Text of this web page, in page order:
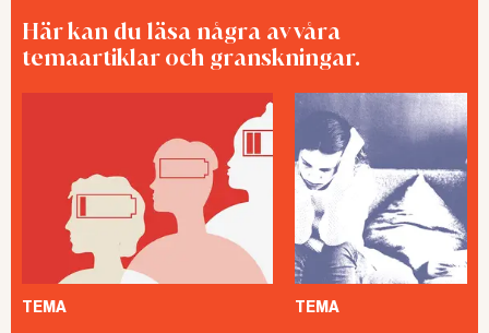
Här kan du läsa några av våra
temaartiklar och granskningar.
TEMA TEMA